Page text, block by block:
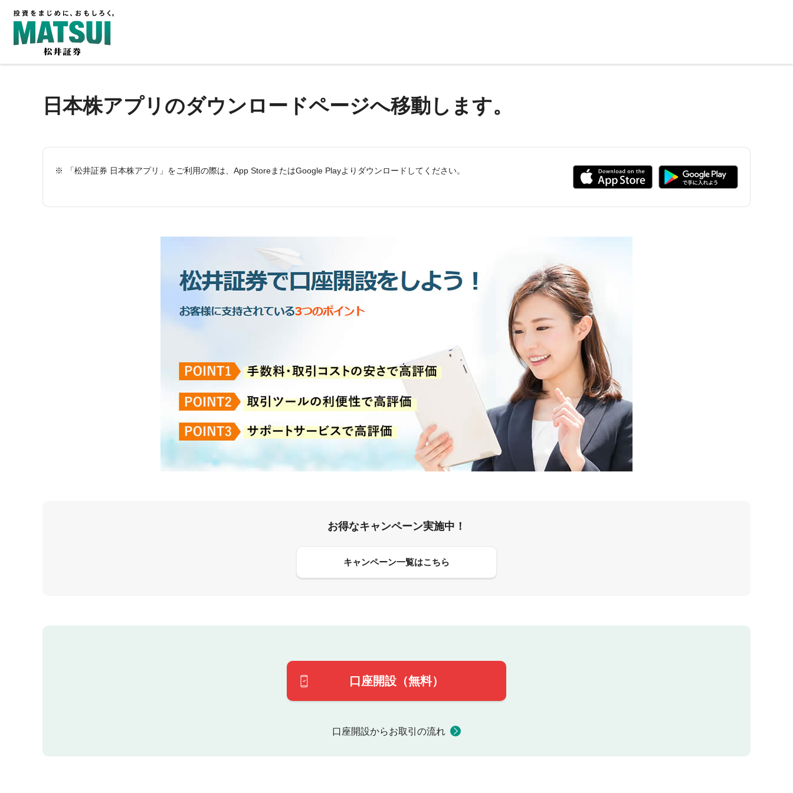
日本株アプリのダウンロードページへ移動します。
「松井証券 日本株アプリ」をご利用の際は、App StoreまたはGoogle Playよりダウンロードしてください。
お得なキャンペーン実施中！
キャンペーン一覧はこちら
口座開設（無料）
口座開設からお取引の流れ